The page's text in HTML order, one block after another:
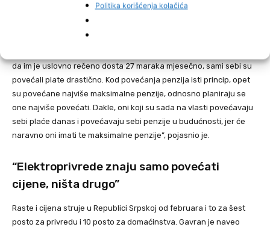
Politika korišćenja kolačića
doprinosa i opterećenja cijene rada, tako da je ovo podnošljivo u
smislu da nije još veće povećanje, ali zaista je jedan vrlo loš
model. Ono što posebno ovu mjeru čini teško razumljivom jeste da
da im je uslovno rečeno dosta 27 maraka mjesečno, sami sebi su
povećali plate drastično. Kod povećanja penzija isti princip, opet
su povećane najviše maksimalne penzije, odnosno planiraju se
one najviše povećati. Dakle, oni koji su sada na vlasti povećavaju
sebi plaće danas i povećavaju sebi penzije u budućnosti, jer će
naravno oni imati te maksimalne penzije”, pojasnio je.
“Elektroprivrede znaju samo povećati
cijene, ništa drugo”
Raste i cijena struje u Republici Srpskoj od februara i to za šest
posto za privredu i 10 posto za domaćinstva. Gavran je naveo